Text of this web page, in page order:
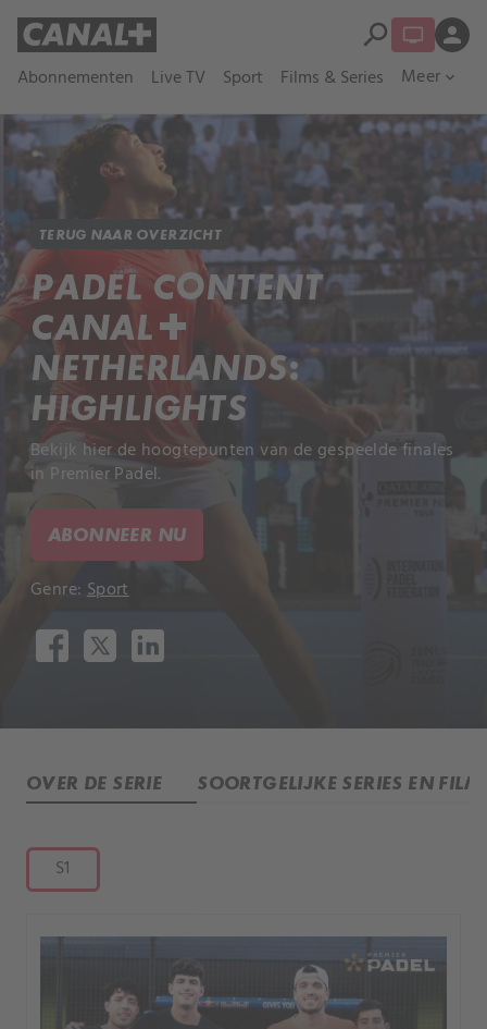
Abonnementen Live TV Sport Films & Series Meer expand_more
search person
TERUG NAAR OVERZICHT
PADEL CONTENT
CANAL+
NETHERLANDS:
HIGHLIGHTS
Bekijk hier de hoogtepunten van de gespeelde finales
in Premier Padel.
ABONNEER NU
Genre: Sport
OVER DE SERIE SOORTGELIJKE SERIES EN
S1